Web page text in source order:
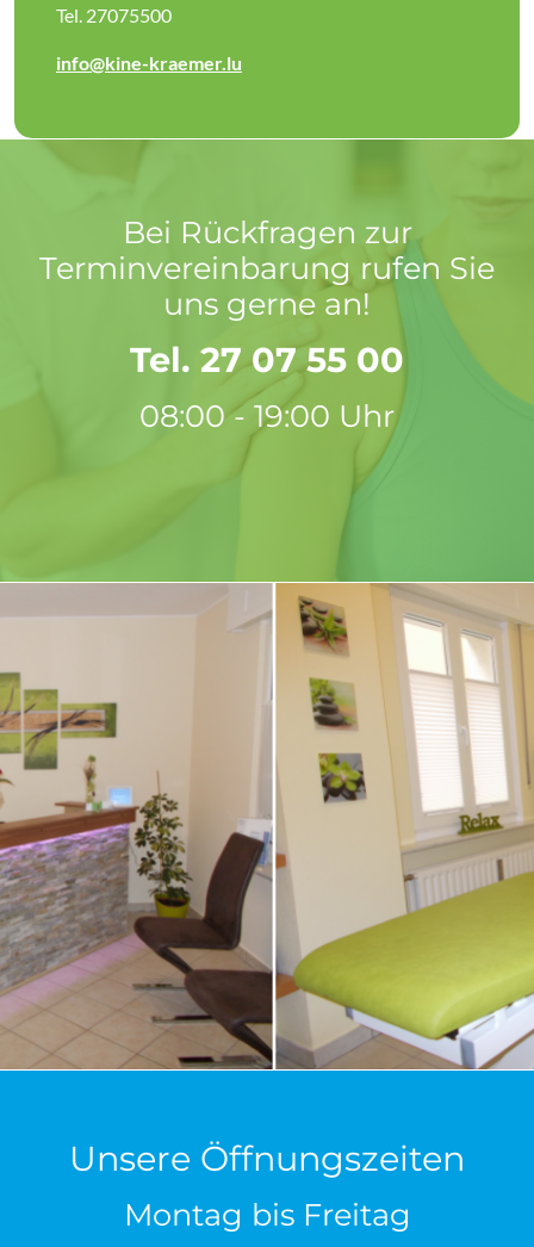
Tel. 27075500
info@kine-kraemer.lu
Bei Rückfragen zur
Terminvereinbarung rufen Sie
uns gerne an!
Tel. 27 07 55 00
08:00 - 19:00 Uhr
Unsere Öffnungszeiten
Montag bis Freitag